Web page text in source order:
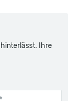
hinterlässt. Ihre